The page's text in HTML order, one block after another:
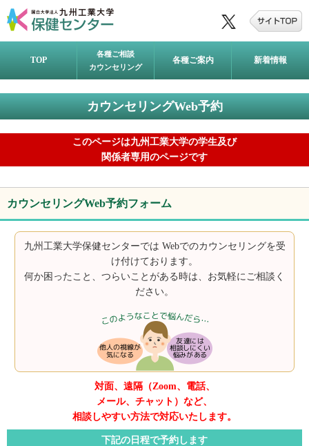
TOP
各種ご相談
カウンセリング
各種ご案内 新着情報
カウンセリングWeb予約
このページは九州工業大学の学生及び
関係者専用のページです
カウンセリングWeb予約フォーム
九州工業大学保健センターでは Webでのカウンセリングを受
け付けております。
何か困ったこと、つらいことがある時は、お気軽にご相談く
ださい。
対面、遠隔（Zoom、電話、
メール、チャット）など、
相談しやすい方法で対応いたします。
下記の日程で予約します